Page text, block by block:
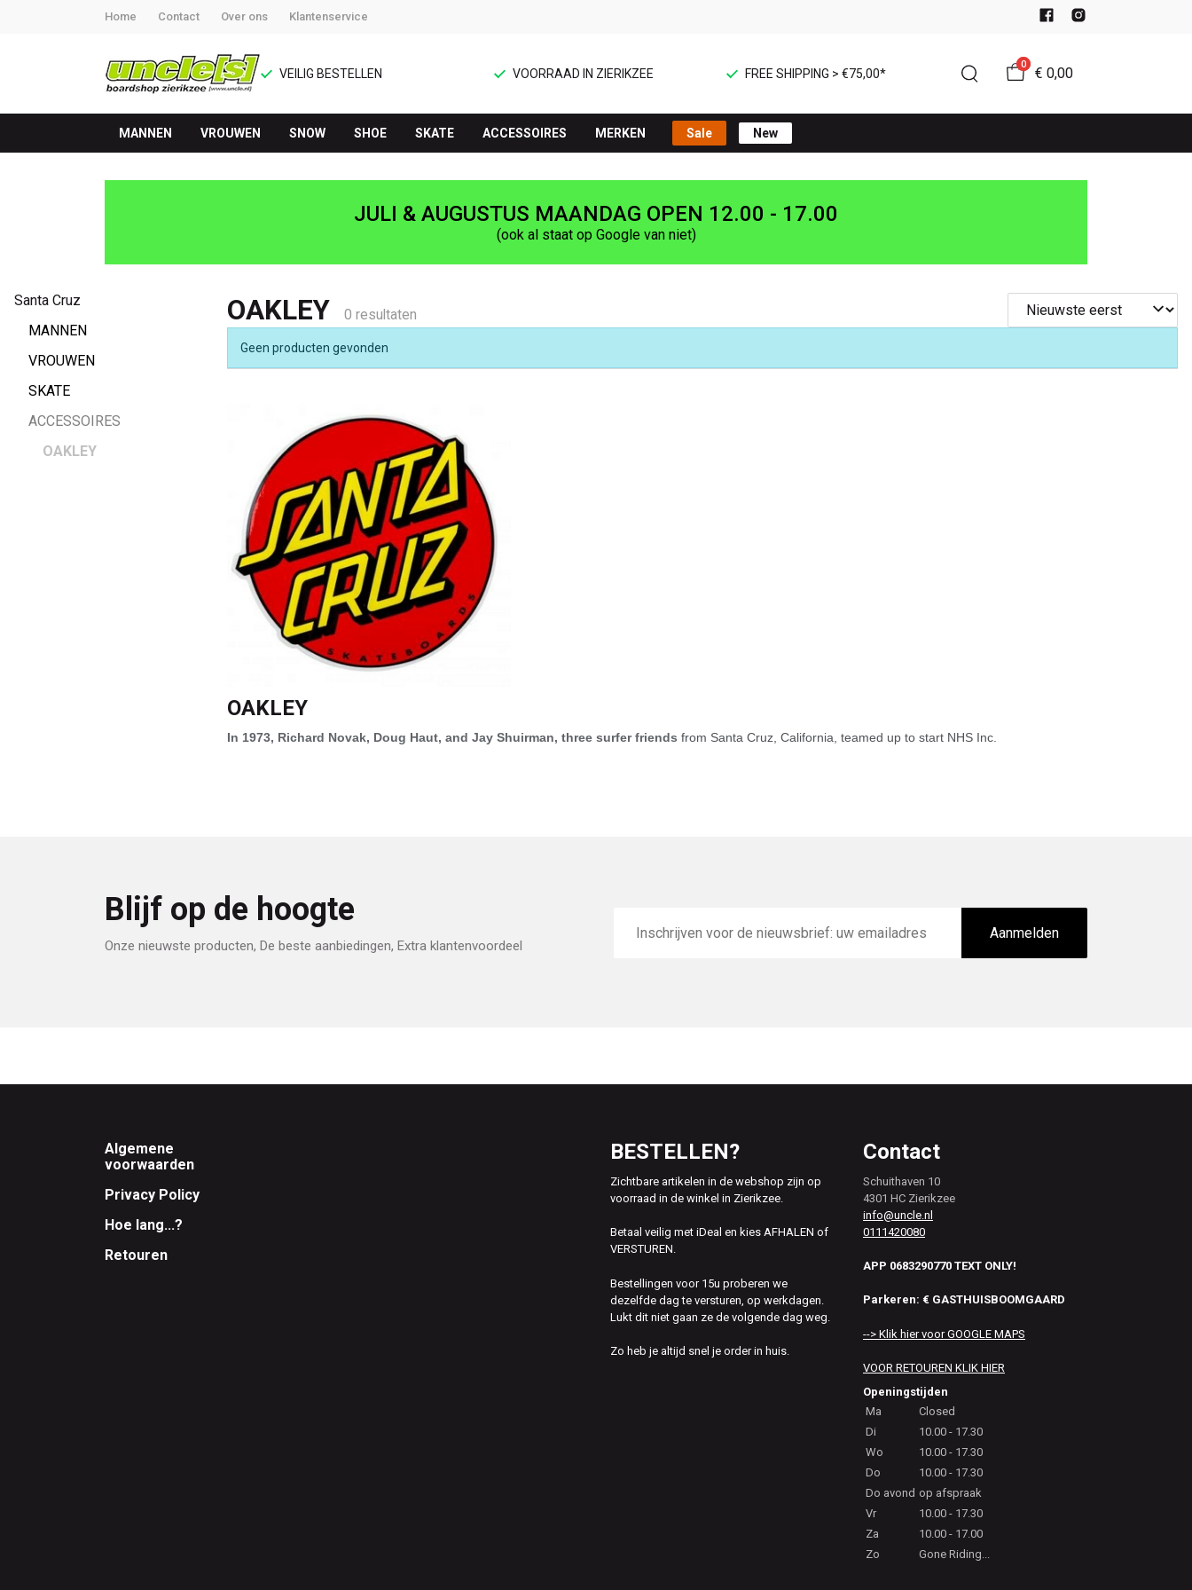
Home Contact Over ons Klantenservice
VEILIG BESTELLEN VOORRAAD IN ZIERIKZEE FREE SHIPPING > €75,00*
0
€ 0,00
MANNEN VROUWEN SNOW SHOE SKATE ACCESSOIRES MERKEN Sale New
OAKLEY
UNCLE[S]
Boardshop
JULI & AUGUSTUS MAANDAG OPEN 12.00 - 17.00
(ook al staat op Google van niet)
Santa Cruz
MANNEN
VROUWEN
SKATE
ACCESSOIRES
OAKLEY
OAKLEY 0 resultaten
Geen producten gevonden
OAKLEY
In 1973, Richard Novak, Doug Haut, and Jay Shuirman, three surfer friends from Santa Cruz, California, teamed up to start NHS Inc.
Blijf op de hoogte
Onze nieuwste producten, De beste aanbiedingen, Extra klantenvoordeel
mailadres
Aanmelden
Footer
Algemene
voorwaarden
Privacy Policy
Hoe lang...?
Retouren
BESTELLEN?
Zichtbare artikelen in de webshop zijn op
voorraad in de winkel in Zierikzee.
Betaal veilig met iDeal en kies AFHALEN of
VERSTUREN.
Bestellingen voor 15u proberen we
dezelfde dag te versturen, op werkdagen.
Lukt dit niet gaan ze de volgende dag weg.
Zo heb je altijd snel je order in huis.
Contact
Schuithaven 10
4301 HC Zierikzee
info@uncle.nl
0111420080
APP 0683290770 TEXT ONLY!
Parkeren: € GASTHUISBOOMGAARD
--> Klik hier voor GOOGLE MAPS
VOOR RETOUREN KLIK HIER
Openingstijden
Ma
Closed
Di
10.00 - 17.30
Wo
10.00 - 17.30
Do
10.00 - 17.30
Do avond op afspraak
Vr
10.00 - 17.30
Za
10.00 - 17.00
Zo
Gone Riding...